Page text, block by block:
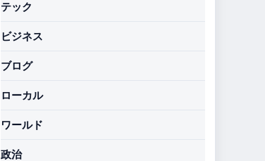
テック
ビジネス
ブログ
ローカル
ワールド
政治